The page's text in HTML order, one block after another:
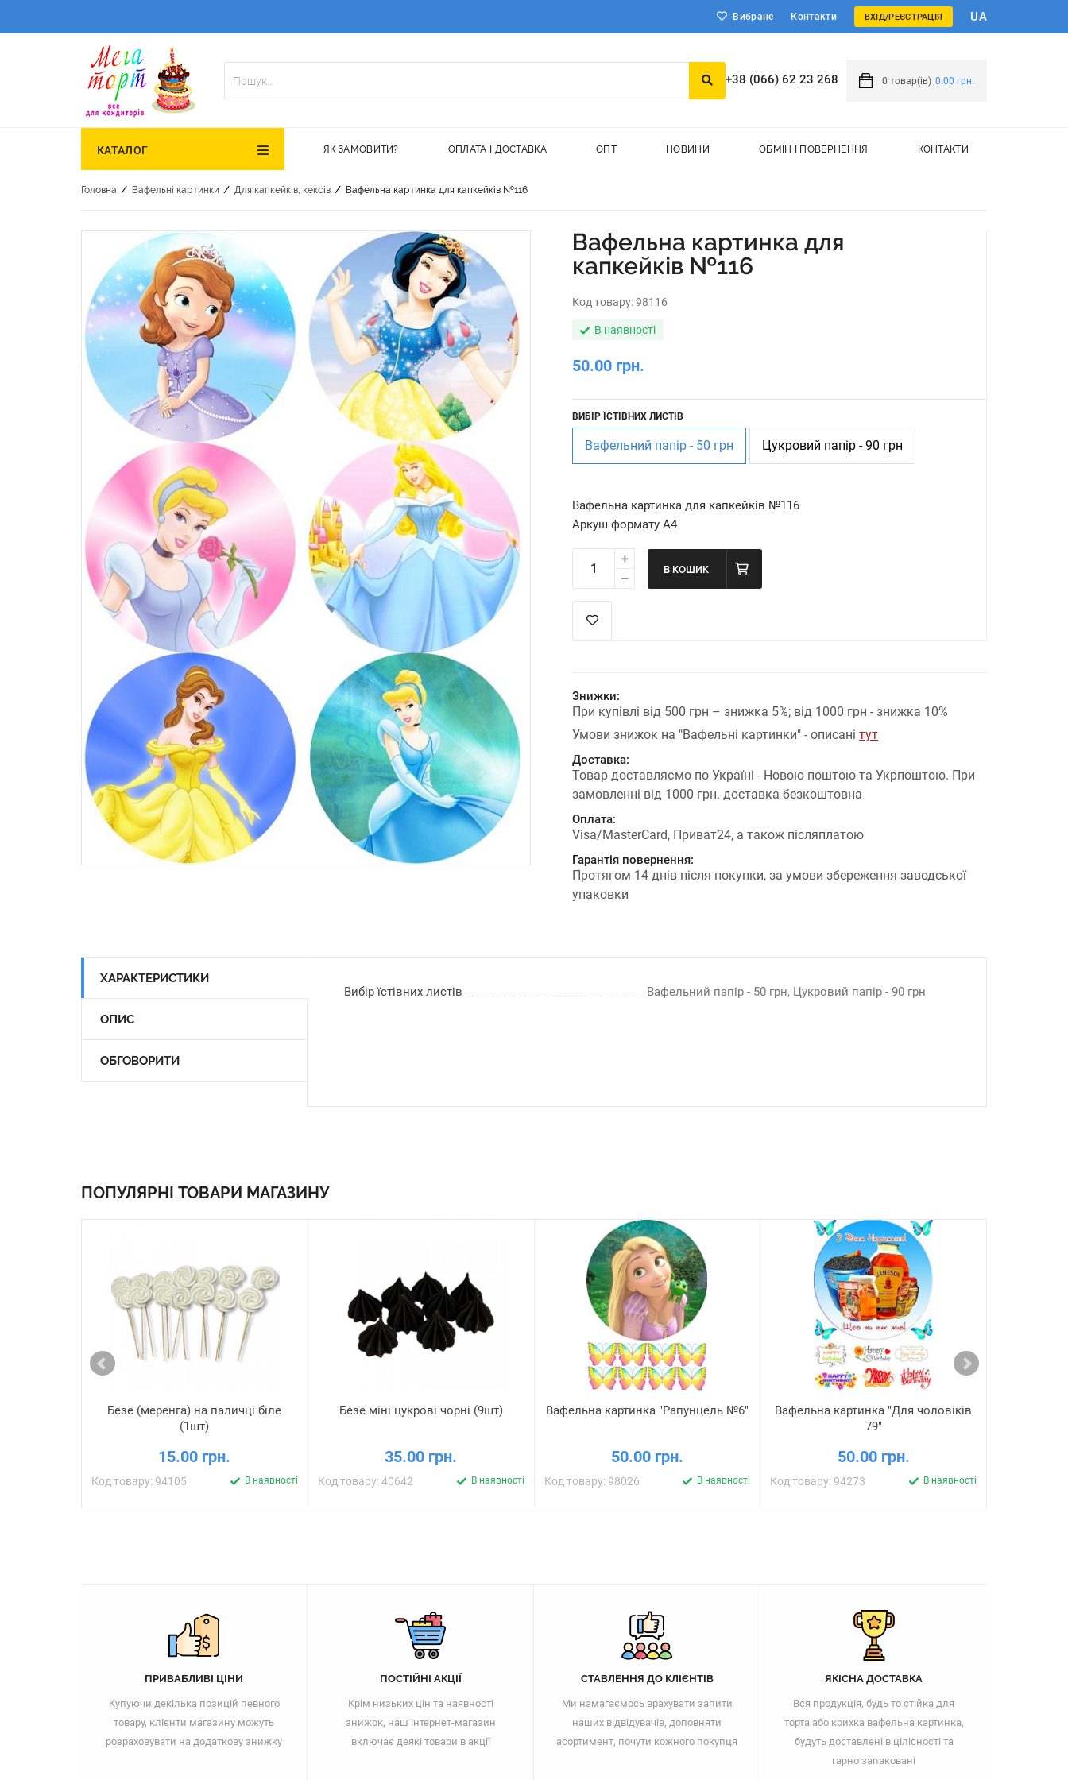
Вибране Контакти ВХІД/РЕЄСТРАЦІЯ UA
+38 (066) 62 23 268 0 товар(ів) 0.00 грн.
КАТАЛОГ ЯК ЗАМОВИТИ? ОПЛАТА І ДОСТАВКА ОПТ НОВИНИ ОБМІН І ПОВЕРНЕННЯ КОНТАКТИ
Головна / Вафельні картинки / Для капкейків, кексів / Вафельна картинка для капкейків №116
Вафельна картинка для
капкейків №116
Код товару:98116
В наявності
50.00 грн.
ВИБІР ЇСТІВНИХ ЛИСТІВ
Вафельний папір - 50 грн Цукровий папір - 90 грн
Вафельна картинка для капкейків №116
Аркуш формату А4
В КОШИК
Знижки:
При купівлі від 500 грн – знижка 5%; від 1000 грн - знижка 10%
Умови знижок на "Вафельні картинки" - описані тут
Доставка:
Товар доставляємо по Україні - Новою поштою та Укрпоштою. При
замовленні від 1000 грн. доставка безкоштовна
Оплата:
Visa/MasterCard, Приват24, а також післяплатою
Гарантія повернення:
Протягом 14 днів після покупки, за умови збереження заводської
упаковки
ХАРАКТЕРИСТИКИ
ОПИС
ОБГОВОРИТИ
Вибір їстівних листів Вафельний папір - 50 грн, Цукровий папір - 90 грн
ПОПУЛЯРНІ ТОВАРИ МАГАЗИНУ
Безе (меренга) на паличці біле
(1шт)
15.00 грн.
Код товару: 94105 В наявності
Безе міні цукрові чорні (9шт)
35.00 грн.
Код товару: 40642 В наявності
Вафельна картинка "Рапунцель №6"
50.00 грн.
Код товару: 98026 В наявності
Вафельна картинка "Для чоловіків
79"
50.00 грн.
Код товару: 94273 В наявності
ПРИВАБЛИВІ ЦІНИ
Купуючи декілька позицій певного
товару, клієнти магазину можуть
розраховувати на додаткову знижку
ПОСТІЙНІ АКЦІЇ
Крім низьких цін та наявності
знижок, наш інтернет-магазин
включає деякі товари в акції
СТАВЛЕННЯ ДО КЛІЄНТІВ
Ми намагаємось врахувати запити
наших відвідувачів, доповняти
асортимент, почути кожного покупця
ЯКІСНА ДОСТАВКА
Вся продукція, будь то стійка для
торта або крихка вафельна картинка,
будуть доставлені в цілісності та
гарно запаковані